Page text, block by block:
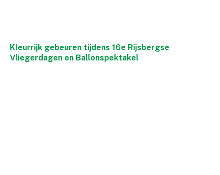
Kleurrijk gebeuren tijdens 16e Rijsbergse
Vliegerdagen en Ballonspektakel